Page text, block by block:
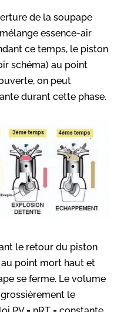
de la soupape
essence-air
ce temps, le piston
schéma) au point
on peut
durant cette phase.
le retour du piston
point mort haut et
se ferme. Le volume
le